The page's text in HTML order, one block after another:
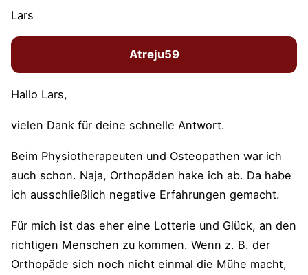
Lars
Atreju59
Hallo Lars,
vielen Dank für deine schnelle Antwort.
Beim Physiotherapeuten und Osteopathen war ich
auch schon. Naja, Orthopäden hake ich ab. Da habe
ich ausschließlich negative Erfahrungen gemacht.
Für mich ist das eher eine Lotterie und Glück, an den
richtigen Menschen zu kommen. Wenn z. B. der
Orthopäde sich noch nicht einmal die Mühe macht,